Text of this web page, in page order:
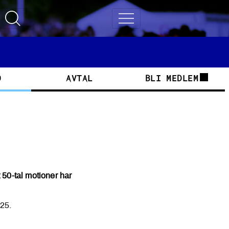
Toggle search Toggle navigation
AVTAL BLI MEDLEM
tal motioner har